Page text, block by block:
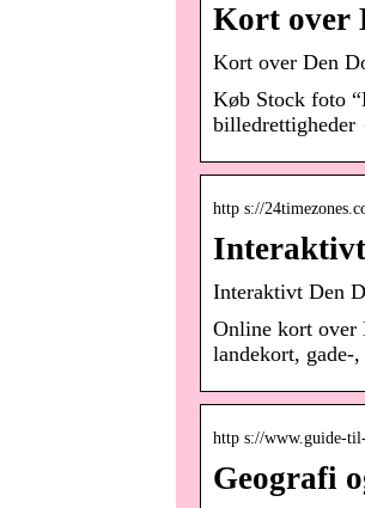
Kort over
Kort over Den
Køb Stock foto
http s://
Interaktivt Den
Online kort over
landekort, gade-
http s://www.guide-
Geografi